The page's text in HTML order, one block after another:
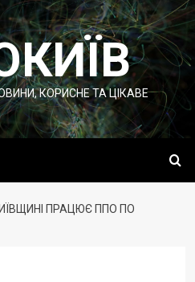
КОРИСНЕ ТА ЦІКАВЕ
ПРАЦЮЄ ППО ПО